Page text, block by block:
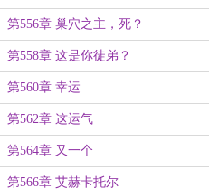
第556章 巢穴之主，死？
第558章 这是你徒弟？
第560章 幸运
第562章 这运气
第564章 又一个
第566章 艾赫卡托尔